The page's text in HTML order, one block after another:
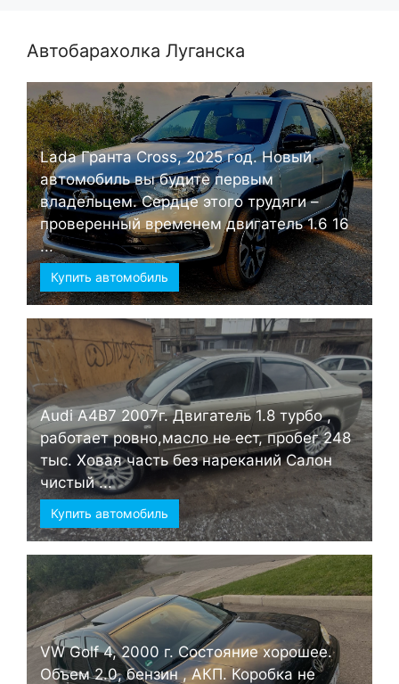
Автобарахолка Луганска
Lada Гранта Cross, 2025 год. Новый
автомобиль вы будите первым
владельцем. Сердце этого трудяги –
проверенный временем двигатель 1.6 16
...
Купить автомобиль
Audi А4B7 2007г. Двигатель 1.8 турбо ,
работает ровно,масло не ест, пробег 248
тыс. Ховая часть без нареканий Салон
чистый ...
Купить автомобиль
VW Golf 4, 2000 г. Состояние хорошее.
Объем 2.0, бензин , АКП. Коробка не